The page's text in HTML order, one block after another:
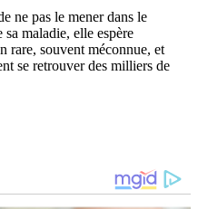
ne pas le mener dans le
maladie, elle espère
rare, souvent méconnue, et
se retrouver des milliers de